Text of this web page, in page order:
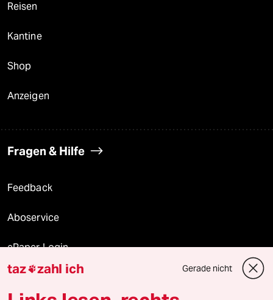
Reisen
Kantine
Shop
Anzeigen
Fragen & Hilfe
Feedback
Aboservice
ePaper Login
Downloads für Abonnierende
taz zahl ich Gerade nicht